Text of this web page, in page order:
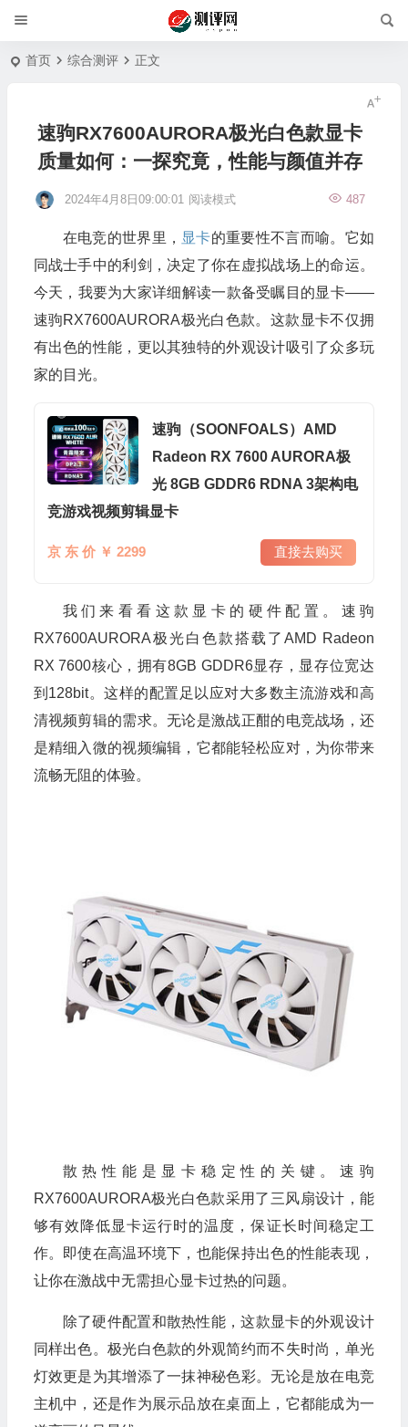
首页 综合测评 正文
速驹RX7600AURORA极光白色款显卡
质量如何：一探究竟，性能与颜值并存
2024年4月8日09:00:01 487
阅读模式
在电竞的世界里， 显卡的重要性不言而喻。它如
同战士手中的利剑，决定了你在虚拟战场上的命运。
今天，我要为大家详细解读一款备受瞩目的显卡——
速驹RX7600AURORA极光白色款。这款显卡不仅拥
有出色的性能，更以其独特的外观设计吸引了众多玩
家的目光。
速驹（SOONFOALS）AMD
Radeon RX 7600 AURORA极
光 8GB GDDR6 RDNA 3架构电
竞游戏视频剪辑显卡
京 东 价 ￥ 2299 直接去购买
我们来看看这款显卡的硬件配置。速驹
RX7600AURORA极光白色款搭载了AMD Radeon
RX 7600核心，拥有8GB GDDR6显存，显存位宽达
到128bit。这样的配置足以应对大多数主流游戏和高
清视频剪辑的需求。无论是激战正酣的电竞战场，还
是精细入微的视频编辑，它都能轻松应对，为你带来
流畅无阻的体验。
散热性能是显卡稳定性的关键。速驹
RX7600AURORA极光白色款采用了三风扇设计，能
够有效降低显卡运行时的温度，保证长时间稳定工
作。即使在高温环境下，也能保持出色的性能表现，
让你在激战中无需担心显卡过热的问题。
除了硬件配置和散热性能，这款显卡的外观设计
同样出色。极光白色款的外观简约而不失时尚，单光
灯效更是为其增添了一抹神秘色彩。无论是放在电竞
主机中，还是作为展示品放在桌面上，它都能成为一